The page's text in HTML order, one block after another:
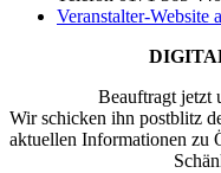
Veranstalter-Website
Beauftragt jetzt
Wir schicken ihn postblitz
aktuellen Informationen zu